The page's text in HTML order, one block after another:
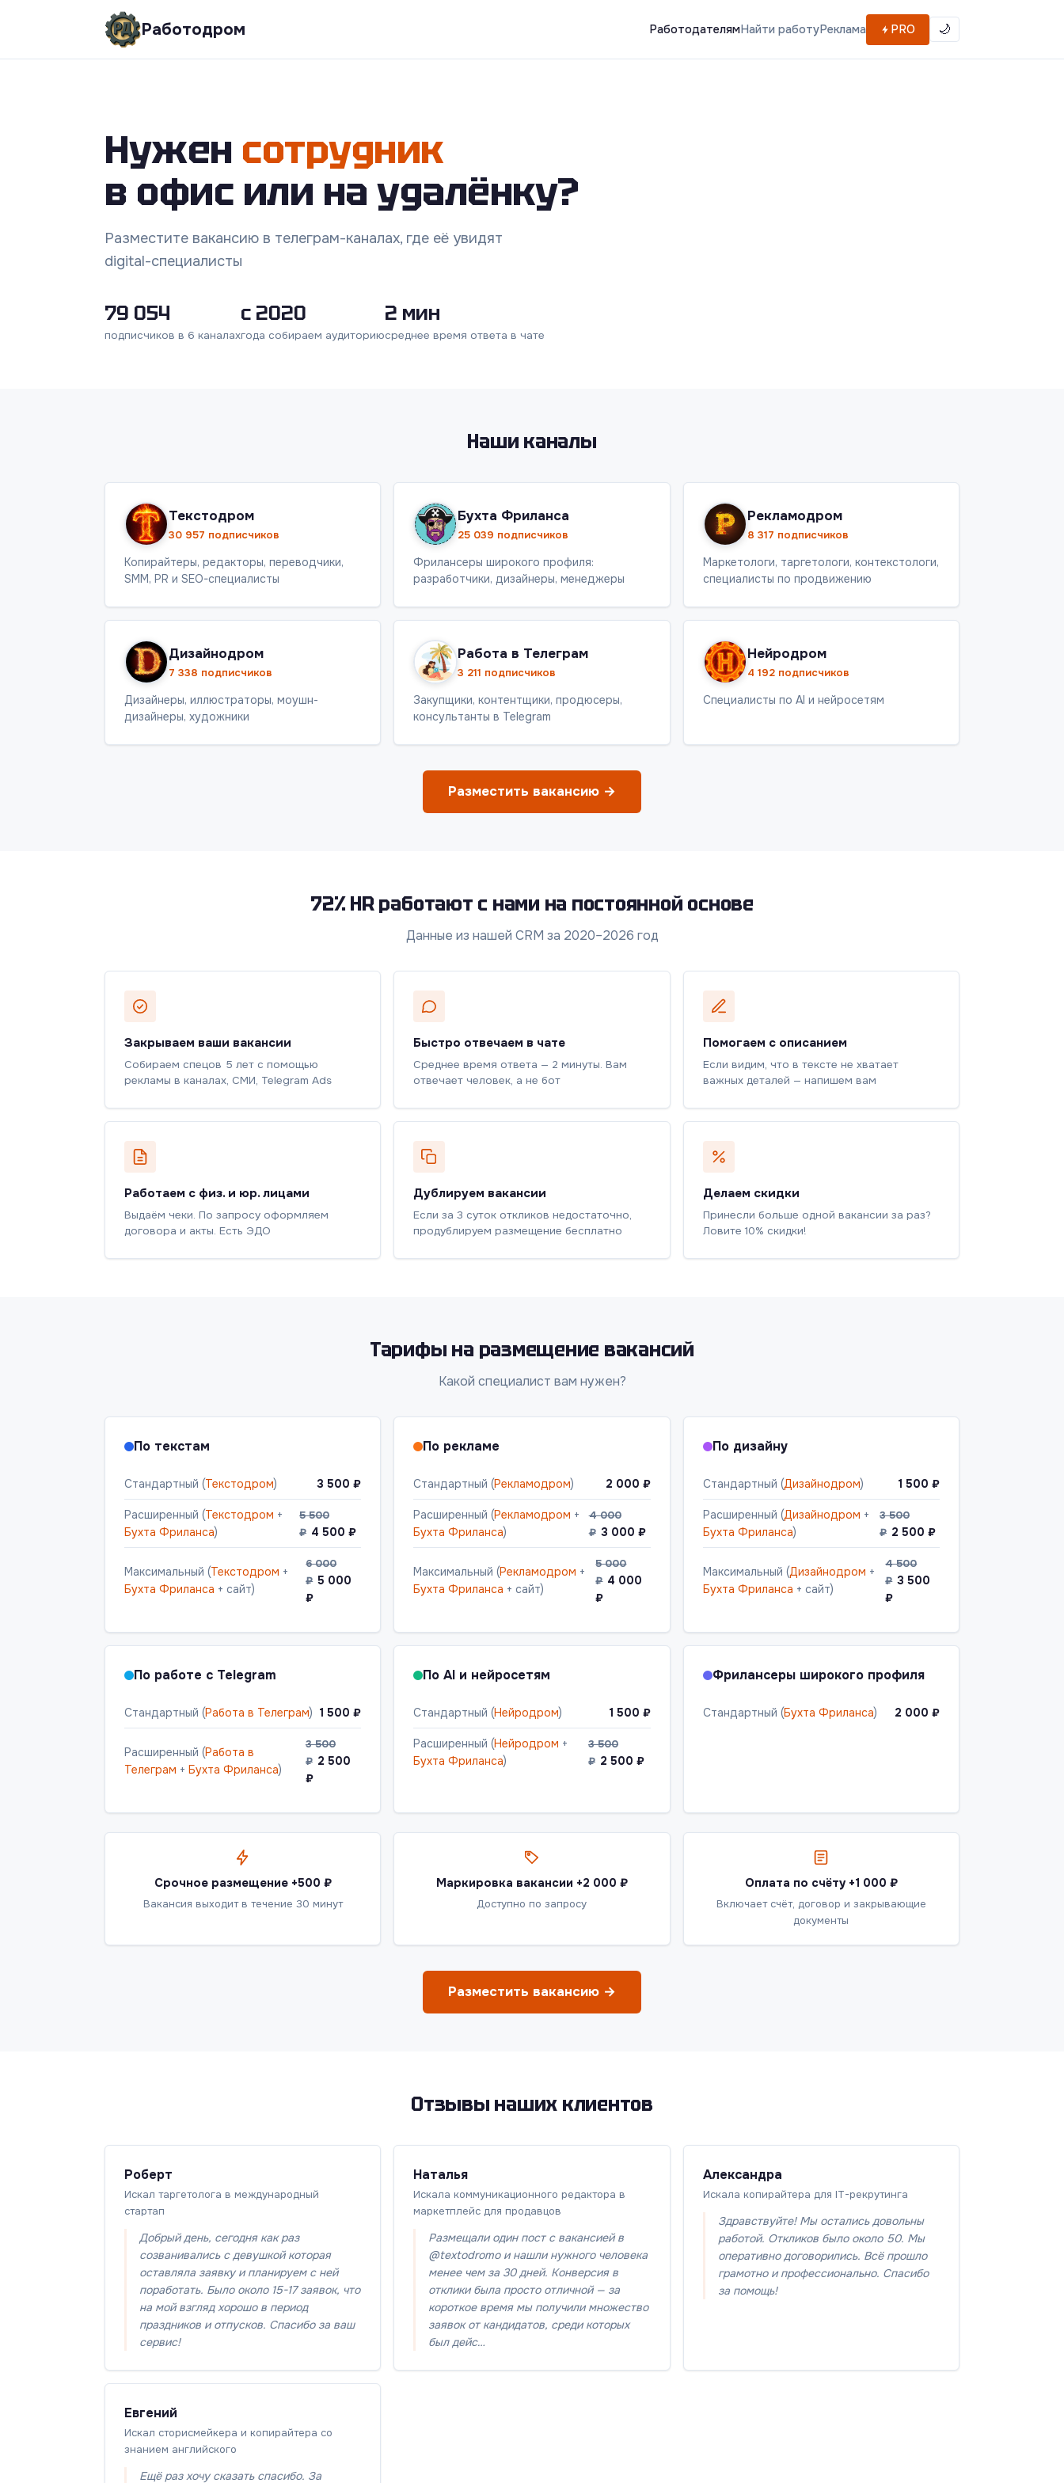
Работодром РаботодателямНайти работуРеклама PRO 🌙
Нужен сотрудник
в офис или на удалёнку?
Разместите вакансию в телеграм-каналах, где её увидят
digital-специалисты
79 054
подписчиков в 6 каналах
с 2020
года собираем аудиторию
2 мин
среднее время ответа в чате
Наши каналы
Текстодром
30 957 подписчиков
Копирайтеры, редакторы, переводчики,
SMM, PR и SEO-специалисты
Бухта Фриланса
25 039 подписчиков
Фрилансеры широкого профиля:
разработчики, дизайнеры, менеджеры
Рекламодром
8 317 подписчиков
Маркетологи, таргетологи, контекстологи,
специалисты по продвижению
Дизайнодром
7 338 подписчиков
Дизайнеры, иллюстраторы, моушн-
дизайнеры, художники
Работа в Телеграм
3 211 подписчиков
Закупщики, контентщики, продюсеры,
консультанты в Telegram
Нейродром
4 192 подписчиков
Специалисты по AI и нейросетям
Разместить вакансию →
72% HR работают с нами на постоянной основе
Данные из нашей CRM за 2020–2026 год
Закрываем ваши вакансии
Собираем спецов 5 лет с помощью
рекламы в каналах, СМИ, Telegram Ads
Быстро отвечаем в чате
Среднее время ответа — 2 минуты. Вам
отвечает человек, а не бот
Помогаем с описанием
Если видим, что в тексте не хватает
важных деталей — напишем вам
Работаем с физ. и юр. лицами
Выдаём чеки. По запросу оформляем
договора и акты. Есть ЭДО
Дублируем вакансии
Если за 3 суток откликов недостаточно,
продублируем размещение бесплатно
Делаем скидки
Принесли больше одной вакансии за раз?
Ловите 10% скидки!
Тарифы на размещение вакансий
Какой специалист вам нужен?
По текстам
Стандартный (Текстодром) 3 500 ₽
Расширенный (Текстодром +
Бухта Фриланса)
5 500
₽ 4 500 ₽
Максимальный (Текстодром +
Бухта Фриланса + сайт)
6 000
₽ 5 000
₽
По рекламе
Стандартный (Рекламодром) 2 000 ₽
Расширенный (Рекламодром +
Бухта Фриланса)
4 000
₽ 3 000 ₽
Максимальный (Рекламодром +
Бухта Фриланса + сайт)
5 000
₽ 4 000
₽
По дизайну
Стандартный (Дизайнодром) 1 500 ₽
Расширенный (Дизайнодром +
Бухта Фриланса)
3 500
₽ 2 500 ₽
Максимальный (Дизайнодром +
Бухта Фриланса + сайт)
4 500
₽ 3 500
₽
По работе с Telegram
Стандартный (Работа в Телеграм) 1 500 ₽
Расширенный (Работа в
Телеграм + Бухта Фриланса)
3 500
₽ 2 500
₽
По AI и нейросетям
Стандартный (Нейродром) 1 500 ₽
Расширенный (Нейродром +
Бухта Фриланса)
3 500
₽ 2 500 ₽
Фрилансеры широкого профиля
Стандартный (Бухта Фриланса) 2 000 ₽
Срочное размещение +500 ₽
Вакансия выходит в течение 30 минут
Маркировка вакансии +2 000 ₽
Доступно по запросу
Оплата по счёту +1 000 ₽
Включает счёт, договор и закрывающие
документы
Разместить вакансию →
Отзывы наших клиентов
Роберт
Искал таргетолога в международный
стартап
Добрый день, сегодня как раз
созванивались с девушкой которая
оставляла заявку и планируем с ней
поработать. Было около 15-17 заявок, что
на мой взгляд хорошо в период
праздников и отпусков. Спасибо за ваш
сервис!
Наталья
Искала коммуникационного редактора в
маркетплейс для продавцов
Размещали один пост с вакансией в
@textodromo и нашли нужного человека
менее чем за 30 дней. Конверсия в
отклики была просто отличной — за
короткое время мы получили множество
заявок от кандидатов, среди которых
был дейс…
Александра
Искала копирайтера для IT-рекрутинга
Здравствуйте! Мы остались довольны
работой. Откликов было около 50. Мы
оперативно договорились. Всё прошло
грамотно и профессионально. Спасибо
за помощь!
Евгений
Искал сторисмейкера и копирайтера со
знанием английского
Ещё раз хочу сказать спасибо. За